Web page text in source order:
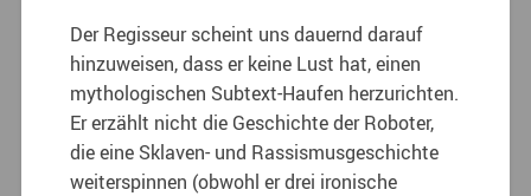
Der Regisseur scheint uns dauernd darauf
hinzuweisen, dass er keine Lust hat, einen
mythologischen Subtext-Haufen herzurichten.
Er erzählt nicht die Geschichte der Roboter,
die eine Sklaven- und Rassismusgeschichte
weiterspinnen (obwohl er drei ironische